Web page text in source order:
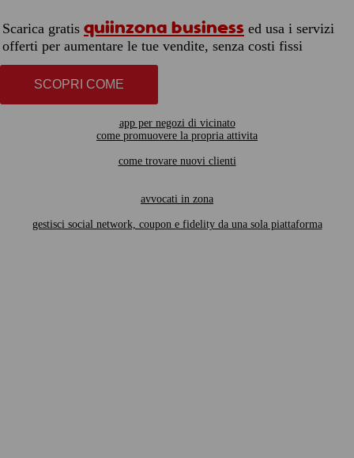
Scarica gratis quiinzona business ed usa i servizi
offerti per aumentare le tue vendite, senza costi fissi
SCOPRI COME
app per negozi di vicinato
come promuovere la propria attivita
come trovare nuovi clienti
avvocati in zona
gestisci social network, coupon e fidelity da una sola piattaforma